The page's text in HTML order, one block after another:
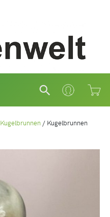
Suchen
Kugelbrunnen / Kugelbrunnen